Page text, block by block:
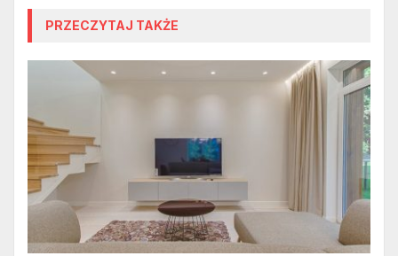
PRZECZYTAJ TAKŻE